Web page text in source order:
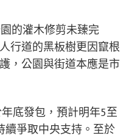
的灌木修剪未臻完
行道的黑板樹更因竄根
，公園與街道本應是市
底發包，預計明年5至
續爭取中央支持。至於